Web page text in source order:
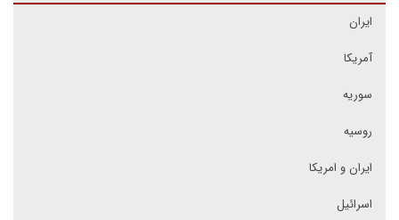
ایران
آمریکا
سوریه
روسیه
ایران و امریکا
اسرائیل